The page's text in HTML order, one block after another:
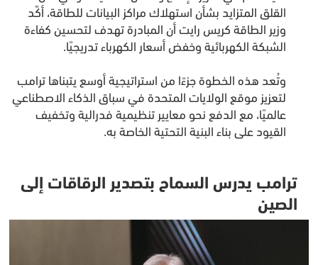
القلق المتزايد بشأن استهلاك مراكز البيانات للطاقة، أكّد
وزير الطاقة كريس رايت أن المبادرة تهدف لتحسين كفاءة
الشبكة الكهربائية وخفض أسعار الكهرباء تدريجيًا.
وتُعد هذه الخطوة جزءًا من استراتيجية أوسع يتبناها ترامب
لتعزيز موقع الولايات المتحدة في سباق الذكاء الاصطناعي
عالميًا، مع الدفع نحو معايير تنظيمية فدرالية وتخفيف
القيود على بناء البنية التحتية الخاصة به.
ترامب يدرس السماح بتصدير الرقاقات إلى
الصين